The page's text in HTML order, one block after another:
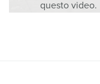
questo video.